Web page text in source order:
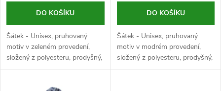
o
d
u
d
u
DO KOŠÍKU
Šátek - Unisex, pruhovaný
motiv v zeleném provedení,
složený z polyesteru, prodyšný,
rozměr 1800x700 mm
DO KOŠÍKU
Šátek - Unisex, pruhovaný
motiv v modrém provedení,
složený z polyesteru, prodyšný,
rozměr 1900x550 mm